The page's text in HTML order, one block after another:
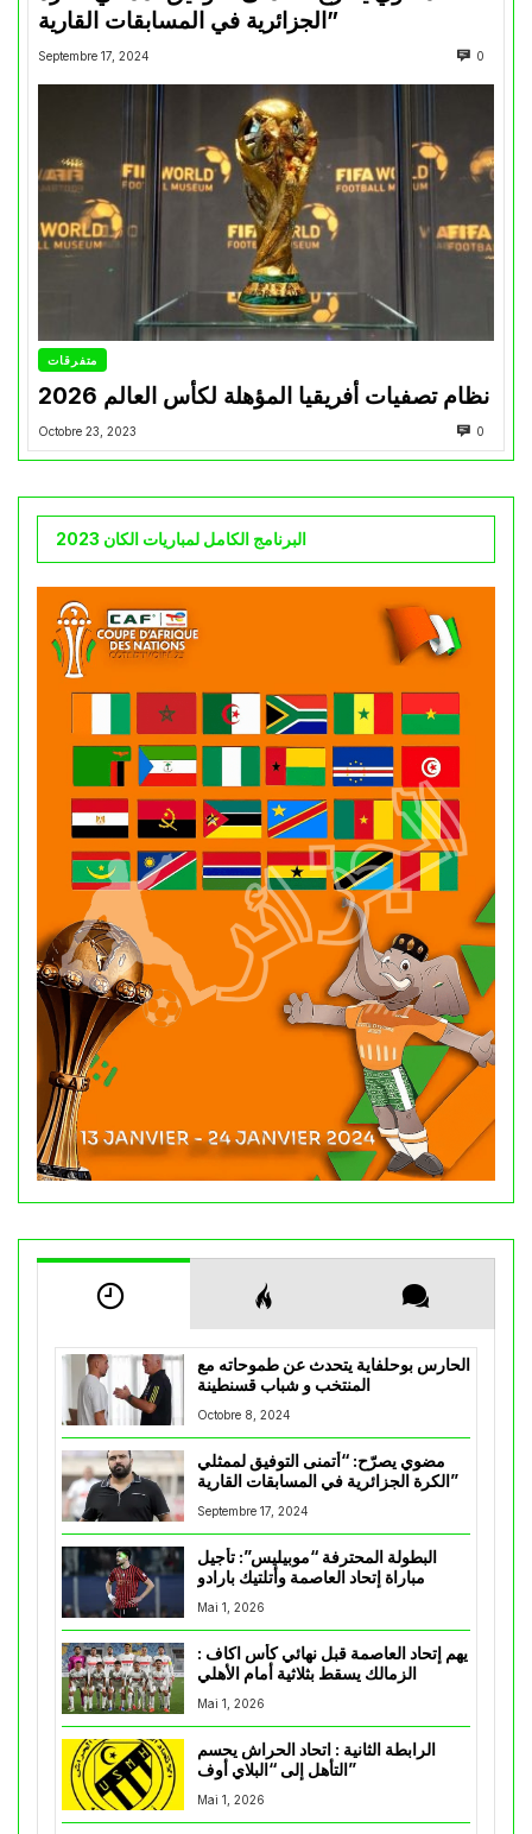
الجزائرية في المسابقات القارية”
Septembre 17, 2024 0
متفرقات
نظام تصفيات أفريقيا المؤهلة لكأس العالم 2026
Octobre 23, 2023 0
البرنامج الكامل لمباريات الكان 2023
الحارس بوحلفاية يتحدث عن طموحاته مع
المنتخب و شباب قسنطينة
Octobre 8, 2024
مضوي يصرّح: “أتمنى التوفيق لممثلي
الكرة الجزائرية في المسابقات القارية”
Septembre 17, 2024
البطولة المحترفة “موبيليس”: تأجيل
مباراة إتحاد العاصمة وأتلتيك بارادو
Mai 1, 2026
يهم إتحاد العاصمة قبل نهائي كأس اكاف :
Mai 1, 2026
الرابطة الثانية : اتحاد الحراش يحسم
التأهل إلى “البلاي أوف”
Mai 1, 2026